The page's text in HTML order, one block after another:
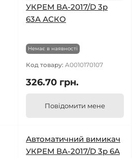
УКРЕМ ВА-2017/D 3р
63А АСКО
Немає в наявності
Код товару: A0010170107
326.70 грн.
Повідомити мене
Автоматичний вимикач
УКРЕМ ВА-2017/D 3р 6А